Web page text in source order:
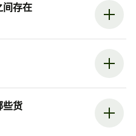
间存在
些货